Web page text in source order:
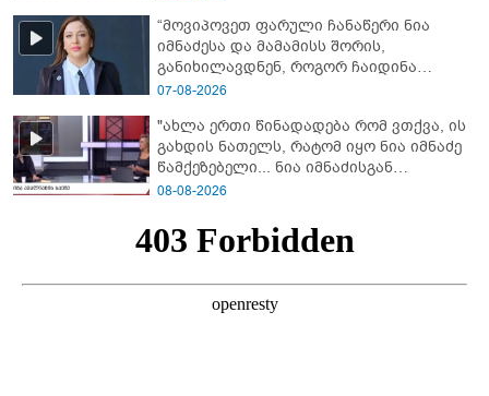
“მოვიპოვეთ ფარული ჩანაწერი ნია
იმნაძესა და მამამისს შორის,
განიხილავდნენ, როგორ ჩაიდინა
გაბაშვილმა დანაშაული” - რას ამბობს
07-08-2026
"ახლა ერთი წინადადება რომ ვთქვა, ის
გახდის ნათელს, რატომ იყო ნია იმნაძე
წამქეზებელი... ნია იმნაძისგან
გამოსული ინფორმაციაა ეს" - რას
08-08-2026